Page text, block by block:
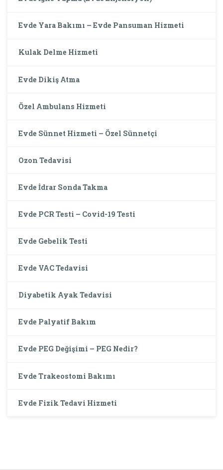
Evde Yara Bakımı – Evde Pansuman Hizmeti
Kulak Delme Hizmeti
Evde Dikiş Atma
Özel Ambulans Hizmeti
Evde Sünnet Hizmeti – Özel Sünnetçi
Ozon Tedavisi
Evde İdrar Sonda Takma
Evde PCR Testi – Covid-19 Testi
Evde Gebelik Testi
Evde VAC Tedavisi
Diyabetik Ayak Tedavisi
Evde Palyatif Bakım
Evde PEG Değişimi – PEG Nedir?
Evde Trakeostomi Bakımı
Evde Fizik Tedavi Hizmeti